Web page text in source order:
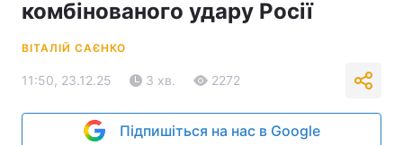
комбінованого удару Росії
ВІТАЛІЙ САЄНКО
11:50, 23.12.25 3 хв. 2272
Підпишіться на нас в Google